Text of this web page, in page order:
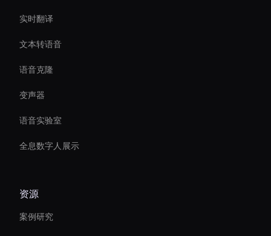
实时翻译
文本转语音
语音克隆
变声器
语音实验室
全息数字人展示
资源
案例研究